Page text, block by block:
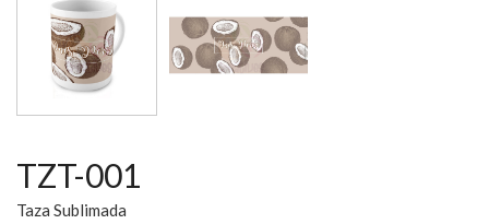
TZT-001
Taza Sublimada